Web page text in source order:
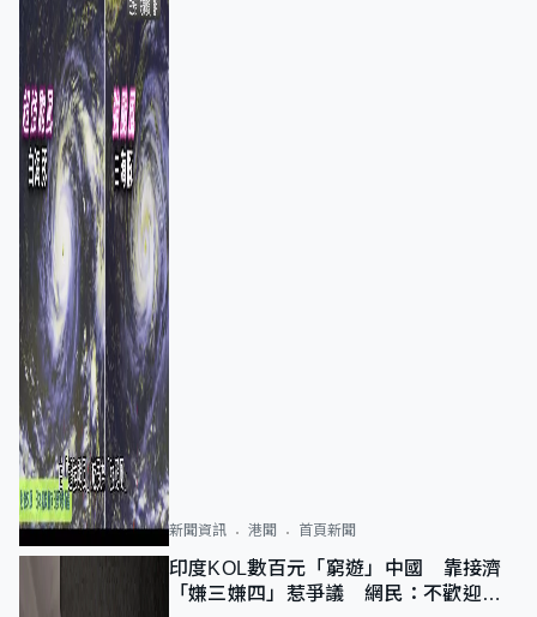
新聞資訊 港聞 首頁新聞
印度KOL數百元「窮遊」中國 靠接濟
「嫌三嫌四」惹爭議 網民：不歡迎劣